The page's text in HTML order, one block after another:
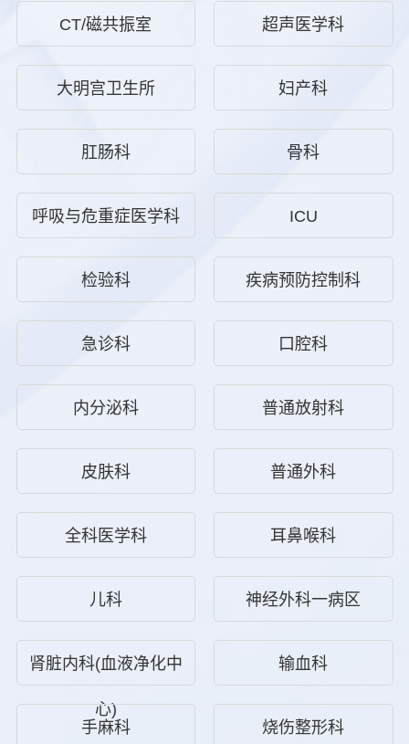
CT/磁共振室 超声医学科
大明宫卫生所 妇产科
肛肠科 骨科
呼吸与危重症医学科 ICU
检验科 疾病预防控制科
急诊科 口腔科
内分泌科 普通放射科
皮肤科 普通外科
全科医学科 耳鼻喉科
儿科 神经外科一病区
肾脏内科(血液净化中
心)
输血科
手麻科 烧伤整形科